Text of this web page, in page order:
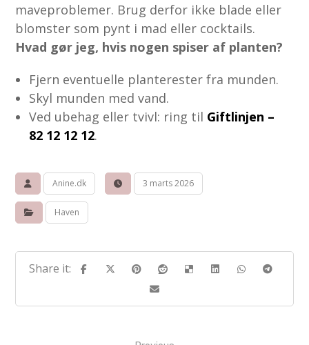
maveproblemer. Brug derfor ikke blade eller
blomster som pynt i mad eller cocktails.
Hvad gør jeg, hvis nogen spiser af planten?
Fjern eventuelle planterester fra munden.
Skyl munden med vand.
Ved ubehag eller tvivl: ring til Giftlinjen –
82 12 12 12.
Anine.dk 3 marts 2026
Haven